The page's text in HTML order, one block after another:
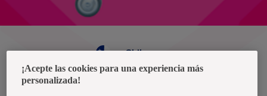
Chile
¡Acepte las cookies para una experiencia más
personalizada!